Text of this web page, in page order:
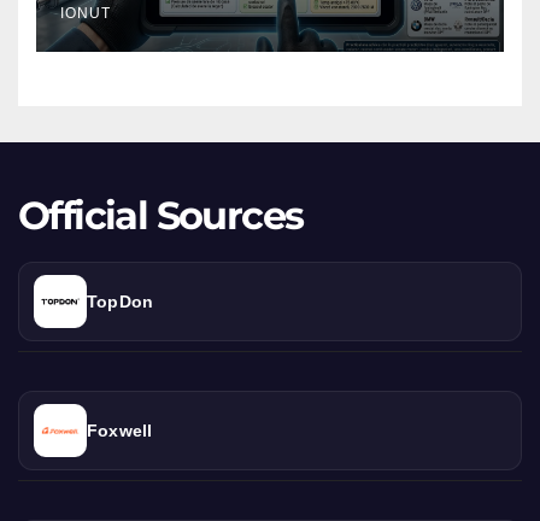
Cifrele
Reale
IONUT
Official Sources
TopDon
Foxwell